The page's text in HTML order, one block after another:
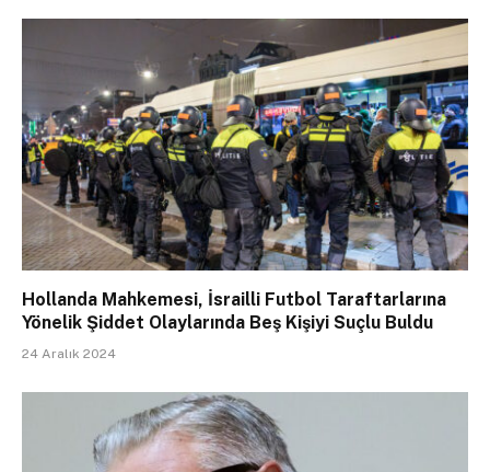
Hollanda Mahkemesi, İsrailli Futbol Taraftarlarına
Yönelik Şiddet Olaylarında Beş Kişiyi Suçlu Buldu
24 Aralık 2024